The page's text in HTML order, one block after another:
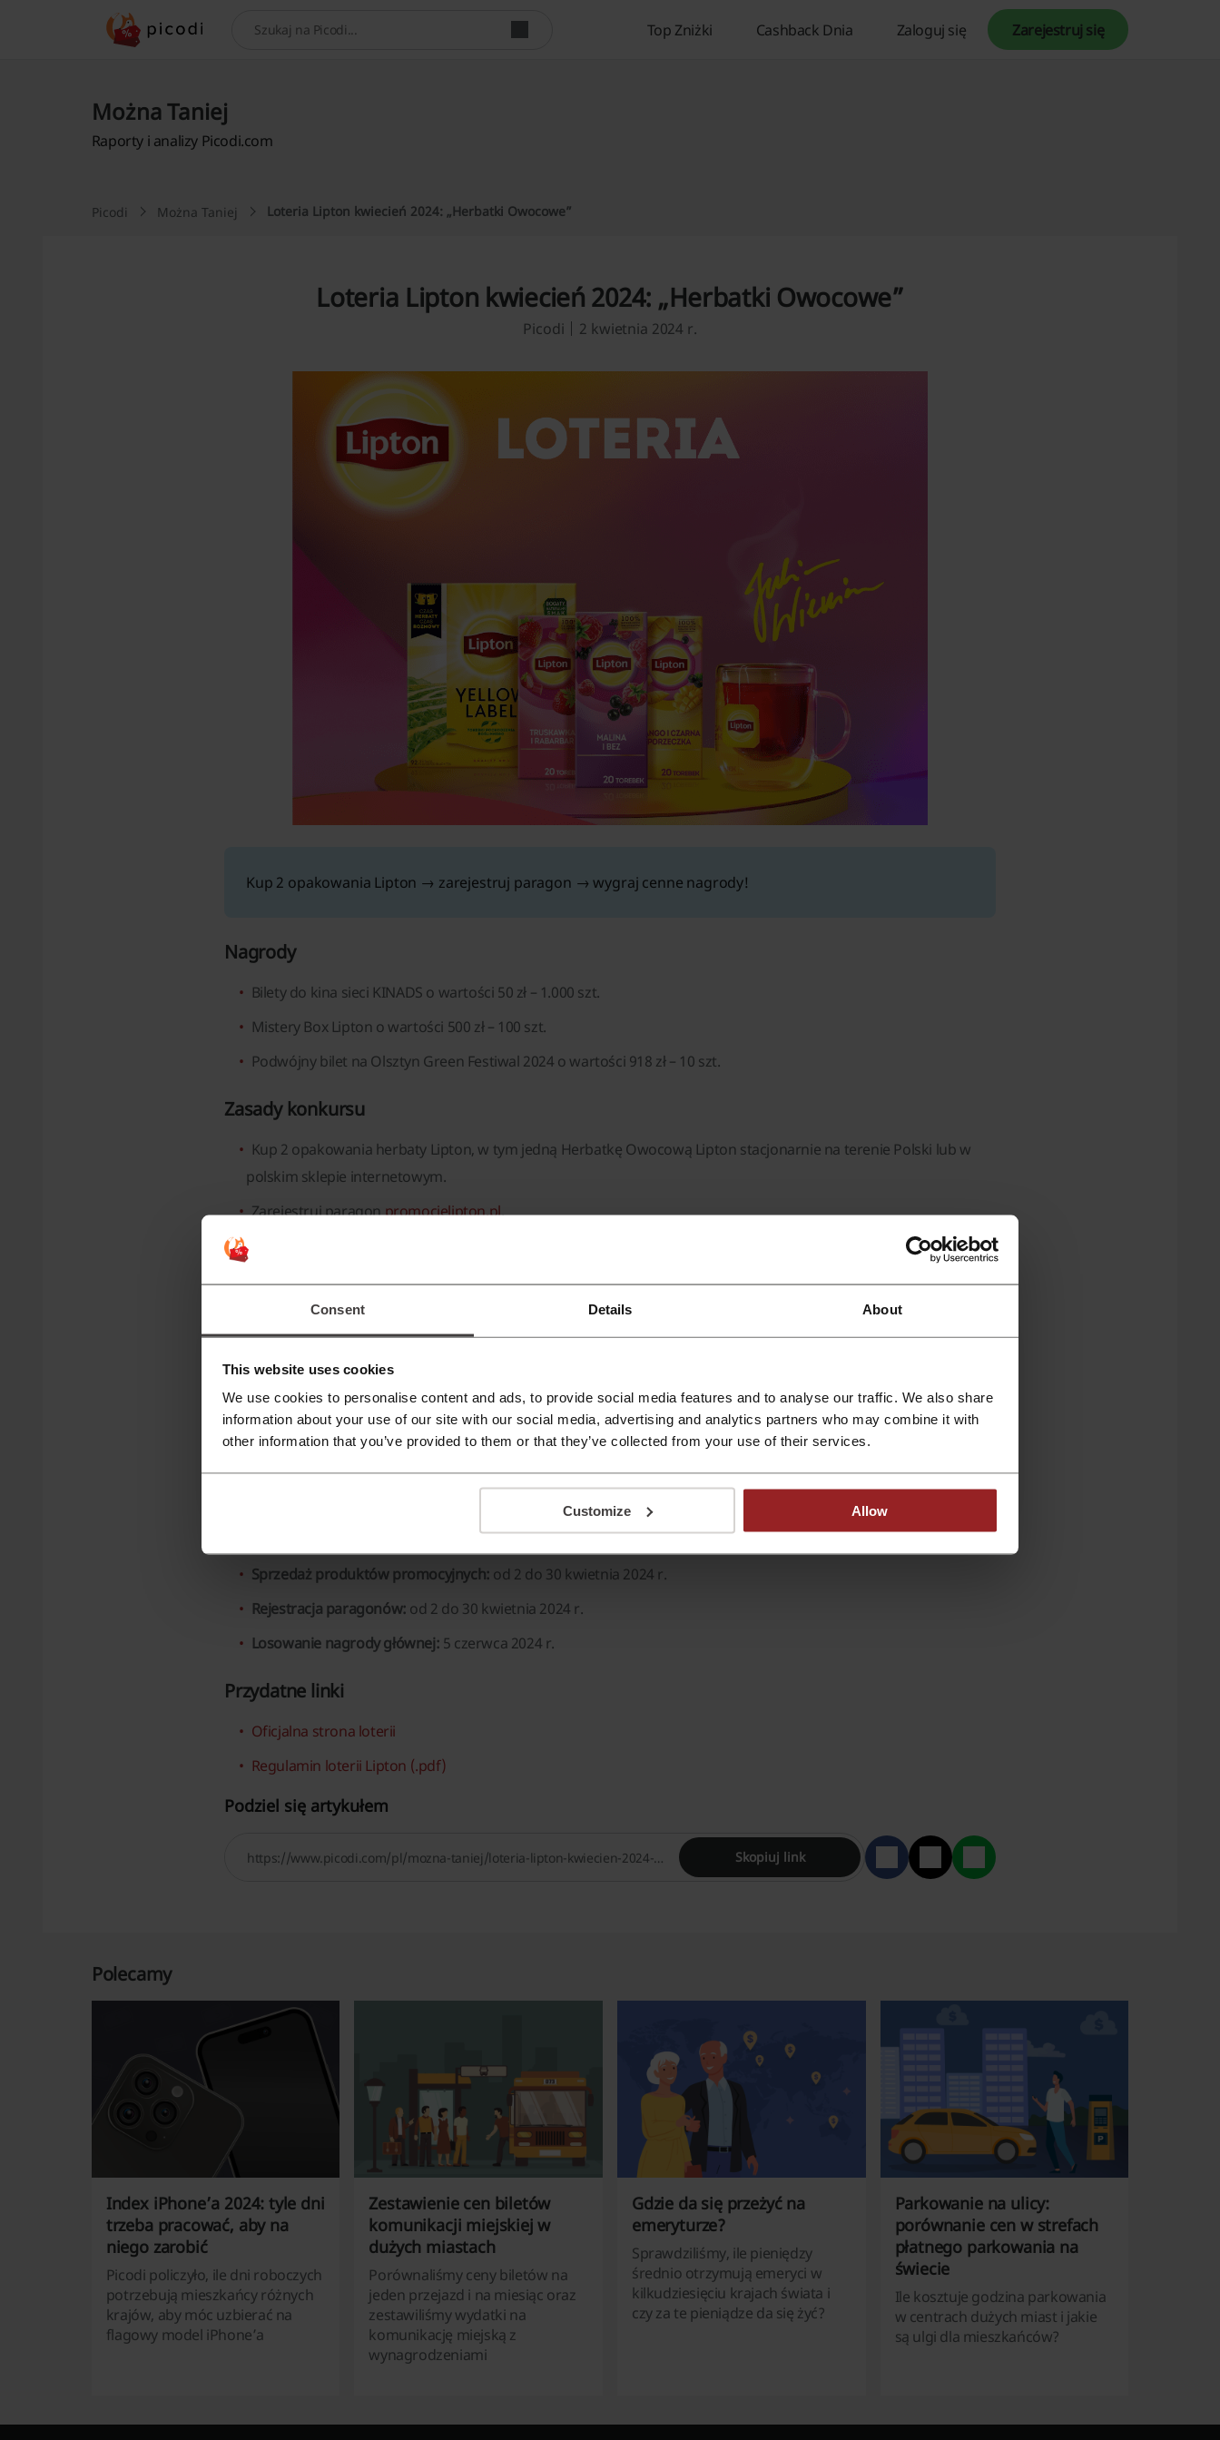
Consent Details About
This website uses cookies
We use cookies to personalise content and ads, to provide social media features and to analyse our traffic. We also share
information about your use of our site with our social media, advertising and analytics partners who may combine it with
other information that you’ve provided to them or that they’ve collected from your use of their services.
Customize Allow
Szukaj Top Zniżki Cashback Dnia Zaloguj się Zarejestruj się
Można Taniej
Raporty i analizy Picodi.com
Picodi Można Taniej Loteria Lipton kwiecień 2024: „Herbatki Owocowe”
Loteria Lipton kwiecień 2024: „Herbatki Owocowe”
Picodi 2 kwietnia 2024 r.
Kup 2 opakowania Lipton → zarejestruj paragon → wygraj cenne nagrody!
Nagrody
Bilety do kina sieci KINADS o wartości 50 zł – 1.000 szt.
Mistery Box Lipton o wartości 500 zł – 100 szt.
Podwójny bilet na Olsztyn Green Festiwal 2024 o wartości 918 zł – 10 szt.
Zasady konkursu
Kup 2 opakowania herbaty Lipton, w tym jedną Herbatkę Owocową Lipton stacjonarnie na terenie Polski lub w
polskim sklepie internetowym.
Zarejestruj paragonpromocjelipton.pl.
Twój paragon bierze udział w losowaniu nagrody głównej.
🤑 Przy zakupie herbat Lipton online dostaniesz od nas cashback!
Zarejestruj się w Picodi, a będziemy zwracać Ci część poniesionych kosztów w wybranych sklepach
LUB Dołącz do Picodi
Sprzedaż produktów promocyjnych: od 2 do 30 kwietnia 2024 r.
Rejestracja paragonów: od 2 do 30 kwietnia 2024 r.
Losowanie nagrody głównej: 5 czerwca 2024 r.
Przydatne linki
Oficjalna strona loterii
Regulamin loterii Lipton (.pdf)
Podziel się artykułem
Skopiuj link
Polecamy
Index iPhone’a 2024: tyle dni
trzeba pracować, aby na
niego zarobić
Picodi policzyło, ile dni roboczych
potrzebują mieszkańcy różnych
krajów, aby móc uzbierać na
flagowy model iPhone’a
Zestawienie cen biletów
komunikacji miejskiej w
dużych miastach
Porównaliśmy ceny biletów na
jeden przejazd i na miesiąc oraz
zestawiliśmy wydatki na
komunikację miejską z
wynagrodzeniami
Gdzie da się przeżyć na
emeryturze?
Sprawdziliśmy, ile pieniędzy
średnio otrzymują emeryci w
kilkudziesięciu krajach świata i
czy za te pieniądze da się żyć?
Parkowanie na ulicy:
porównanie cen w strefach
płatnego parkowania na
świecie
Ile kosztuje godzina parkowania
w centrach dużych miast i jakie
są ulgi dla mieszkańców?